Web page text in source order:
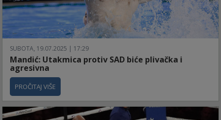
SUBOTA, 19.07.2025 | 17:29
Mandić: Utakmica protiv SAD biće plivačka i
agresivna
PROČITAJ VIŠE